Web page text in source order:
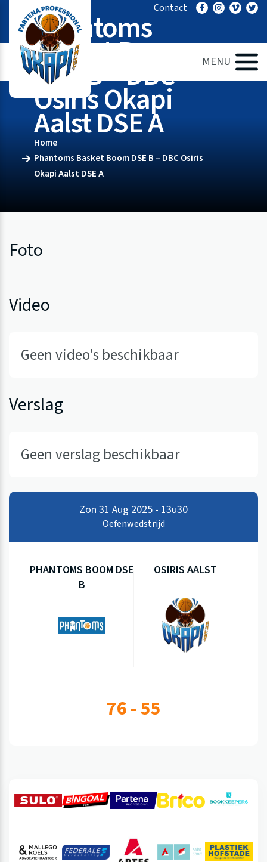
inhoud
Contact
MENU
Phantoms
Basket Boom
DSE B – DBC
Osiris Okapi
Aalst DSE A
Home
Phantoms Basket Boom DSE B – DBC Osiris
Okapi Aalst DSE A
Foto
Video
Geen video's beschikbaar
Verslag
Geen verslag beschikbaar
Zon 31 Aug 2025 - 13u30
Oefenwedstrijd
PHANTOMS BOOM DSE
B
OSIRIS AALST
76 - 55